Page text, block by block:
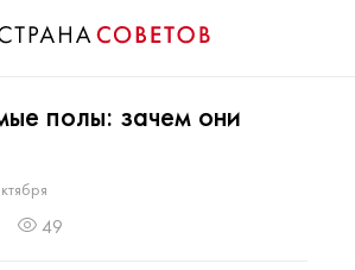
полы: зачем они
49